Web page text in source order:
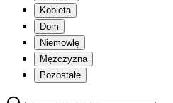
Kobieta
Dom
Niemowlę
Mężczyzna
Pozostałe